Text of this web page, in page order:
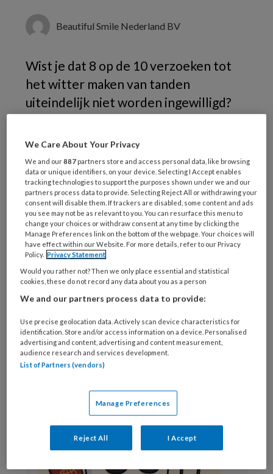
Beautiful Smile Nederland BV
Wist je dat 8 op de 10 verzoeken tot
het witter maken van tanden
uiteindelijk niet worden ingewilligd?
wittere tanden.
Het moment om een bleekbehandeling te
geven zonder waterstofperoxide. Ruim 700
Duitse tandartsen en mondhygiënisten
gebruiken het als een succesvol alternatief.
Beautiful Smile is een veilig, pijnloos,
betaalbaar en gecertificeerd alternatief voor
tandenbleken.Download de factsheet
Beautiful Smile Nederland
BV
We Care About Your Privacy
We and our887 partners store and access personal data, like browsing
data or unique identifiers, on your device. Selecting I Accept enables
tracking technologies to support the purposes shown under we and our
partners process data to provide. Selecting Reject All or withdrawing your
consent will disable them. If trackers are disabled, some content and ads
you see may not be as relevant to you. You can resurface this menu to
change your choices or withdraw consent at any time by clicking the
Manage Preferences link on the bottom of the webpage. Your choices will
have effect within our Website. For more details, refer to our Privacy
Policy. Privacy Statement
Would you rather not? Then we only place essential and statistical
cookies, these do not record any data about you as a person
We and our partners process data to provide:
Use precise geolocation data. Actively scan device characteristics for
identification. Store and/or access information on a device. Personalised
advertising and content, advertising and content measurement,
audience research and services development.
List of Partners (vendors)
Manage Preferences
Reject All I Accept